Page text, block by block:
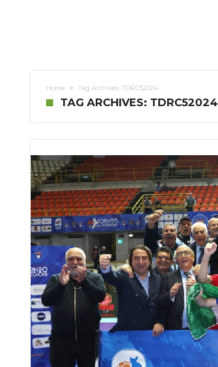
Home Tag Archives: TDRC52024
TAG ARCHIVES: TDRC52024